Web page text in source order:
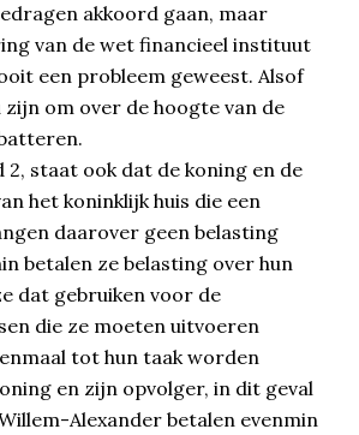
akkoord gaan, maar
van de wet financieel instituut
een probleem geweest. Alsof
om over de hoogte van de
2, staat ook dat de koning en de
het koninklijk huis die een
daarover geen belasting
betalen ze belasting over hun
dat gebruiken voor de
die ze moeten uitvoeren
tot hun taak worden
en zijn opvolger, in dit geval
Alexander betalen evenmin